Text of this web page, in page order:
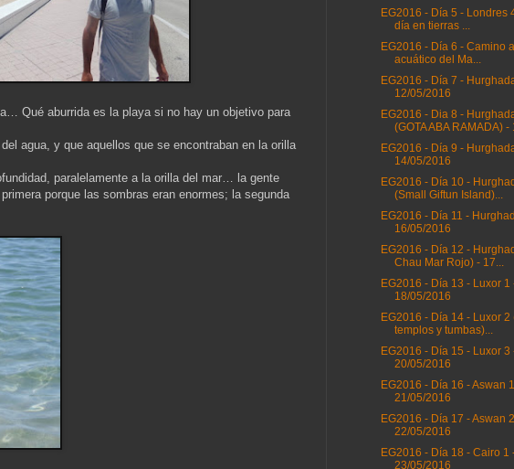
Qué aburrida es la playa si no hay un objetivo para
agua, y que aquellos que se encontraban en la orilla
paralelamente a la orilla del mar… la gente
porque las sombras eran enormes; la segunda
EG2016 - Día 5 - Londres
día en tierras ...
EG2016 - Día 6 - Camino
acuático del Ma...
EG2016 - Día 7 -
12/05/2016
EG2016 - Dia 8 -
(GOTA ABA RAMADA) -
EG2016 - Día 9 -
14/05/2016
EG2016 - Día 10 -
(Small Giftun Island)...
EG2016 - Día 11 -
16/05/2016
EG2016 - Día 12 -
Chau Mar Rojo) - 17...
EG2016 - Día 13 - Luxor 1
18/05/2016
EG2016 - Día 14 - Luxor 2
templos y tumbas)...
EG2016 - Día 15 - Luxor 3
20/05/2016
EG2016 - Día 16 - Aswan
21/05/2016
EG2016 - Día 17 - Aswan
22/05/2016
EG2016 - Día 18 - Cairo 1
23/05/2016